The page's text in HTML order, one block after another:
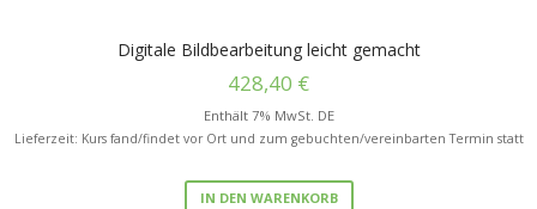
Digitale Bildbearbeitung leicht gemacht
428,40 €
Enthält 7% MwSt. DE
Lieferzeit: Kurs fand/findet vor Ort und zum gebuchten/vereinbarten Termin statt
IN DEN WARENKORB